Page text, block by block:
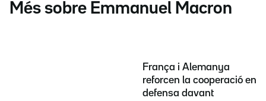
Més sobre Emmanuel Macron
França i Alemanya
reforcen la cooperació en
defensa davant